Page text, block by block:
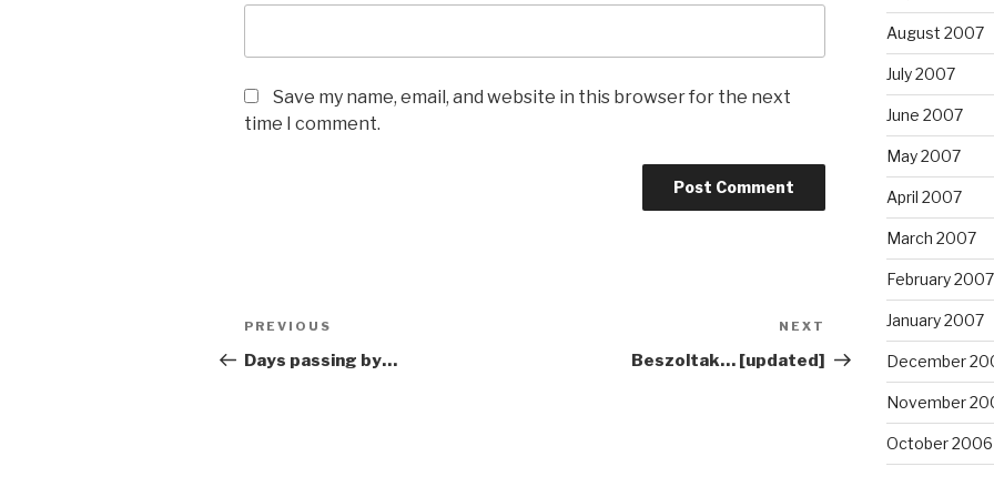
Save my name, email, and website in this browser for the next
time I comment.
Post
navigation
Previous
Post
PREVIOUS
Days passing by…
Post
NEXT
Beszoltak… [updated]
August 2007
July 2007
June 2007
May 2007
April 2007
March 2007
February 2007
January 2007
December
November
October 2006